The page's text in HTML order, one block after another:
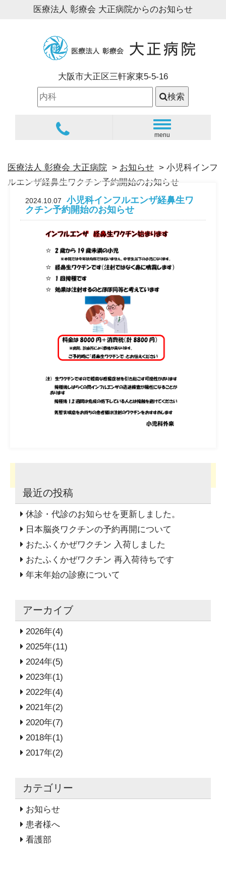
医療法人 彰療会 大正病院からのお知らせ
大阪市大正区三軒家東5-5-16
検索
navigation
menu
医療法人 彰療会 大正病院 > お知らせ > 小児科インフ
ルエンザ経鼻生ワクチン予約開始のお知らせ
2024.10.07
小児科インフルエンザ経鼻生ワ
クチン予約開始のお知らせ
最近の投稿
休診・代診のお知らせを更新しました。
日本脳炎ワクチンの予約再開について
おたふくかぜワクチン 入荷しました
おたふくかぜワクチン 再入荷待ちです
年末年始の診療について
アーカイブ
2026年(4)
2025年(11)
2024年(5)
2023年(1)
2022年(4)
2021年(2)
2020年(7)
2018年(1)
2017年(2)
カテゴリー
お知らせ
患者様へ
看護部